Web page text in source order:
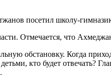
посетил школу-
Отмечается, что
обстановку. Когда
кто будет отвечать?